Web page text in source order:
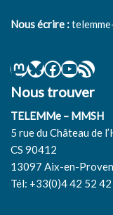
Nous écrire :
Nous trouver
TELEMMe – MMSH
5 rue du Château de
CS 90412
13097 Aix-en-
Tél: +33(0)4 42 52